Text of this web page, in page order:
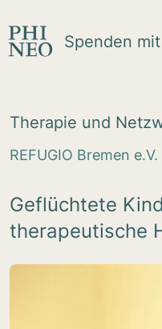
Spenden
The­ra­pie und
REFUGIO Bremen e.V.
Geflüchtete
therapeutische